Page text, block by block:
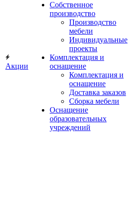
Акции
Собственное
производство
Производство
мебели
Индивидуальные
проекты
Комплектация и
оснащение
Комплектация и
оснащение
Доставка заказов
Сборка мебели
Оснащение
образовательных
учреждений